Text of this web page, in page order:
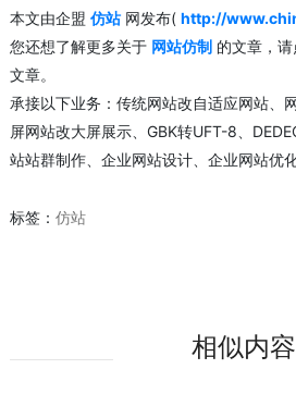
本文由企盟 仿站 网发布( http://
您还想了解更多关于 网站仿制 的文章，
文章。
承接以下业务：传统网站改自适应网站、
屏网站改大屏展示、GBK转UFT-8、
站站群制作、企业网站设计、企业网站优
标签： 仿站
相似内容